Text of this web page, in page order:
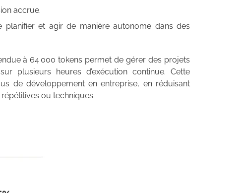
accrue.
planifier et agir de manière autonome dans des
à 64 000 tokens permet de gérer des projets
plusieurs heures d’exécution continue. Cette
de développement en entreprise, en réduisant
ou techniques.